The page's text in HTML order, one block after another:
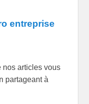
entreprise
nos articles vous
partageant à